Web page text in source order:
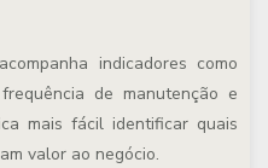
indicadores como
de manutenção e
mais fácil identificar quais
valor ao negócio.